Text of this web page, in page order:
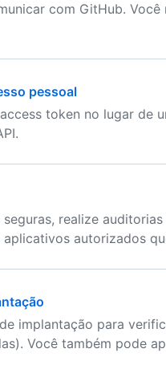
com GitHub.
pessoal
token no lugar de
realize
autorizados
implantação para
Você também pode